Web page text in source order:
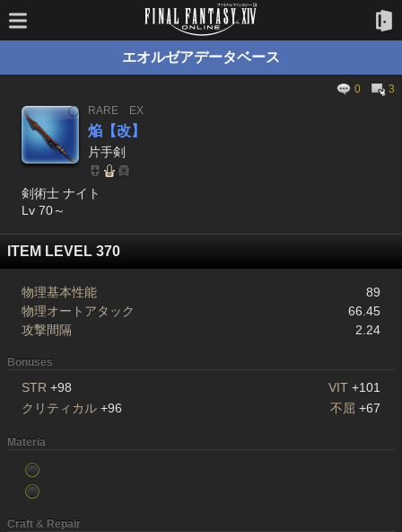
エオルゼアデータベース
0
3
RARE
EX
焔【改】
片手剣
剣術士 ナイト
Lv 70～
ITEM LEVEL 370
物理基本性能
89
物理オートアタック
66.45
攻撃間隔
2.24
Bonuses
STR +98 VIT +101
クリティカル +96 不屈 +67
Materia
Craft & Repair